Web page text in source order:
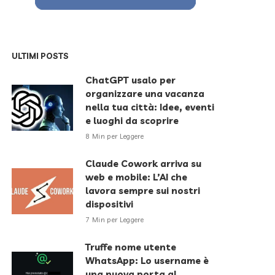
ULTIMI POSTS
ChatGPT usalo per
organizzare una vacanza
nella tua città: Idee, eventi
e luoghi da scoprire
8 Min per Leggere
Claude Cowork arriva su
web e mobile: L’AI che
lavora sempre sui nostri
dispositivi
7 Min per Leggere
Truffe nome utente
WhatsApp: Lo username è